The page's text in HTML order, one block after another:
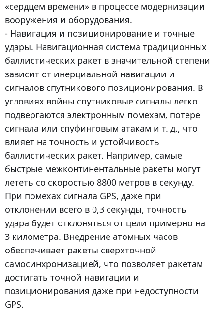
«сердцем времени» в процессе модернизации
вооружения и оборудования.
- Навигация и позиционирование и точные
удары. Навигационная система традиционных
баллистических ракет в значительной степени
зависит от инерциальной навигации и
сигналов спутникового позиционирования. В
условиях войны спутниковые сигналы легко
подвергаются электронным помехам, потере
сигнала или спуфинговым атакам и т. д., что
влияет на точность и устойчивость
баллистических ракет. Например, самые
быстрые межконтинентальные ракеты могут
лететь со скоростью 8800 метров в секунду.
При помехах сигнала GPS, даже при
отклонении всего в 0,3 секунды, точность
удара будет отклоняться от цели примерно на
3 километра. Внедрение атомных часов
обеспечивает ракеты сверхточной
самосинхронизацией, что позволяет ракетам
достигать точной навигации и
позиционирования даже при недоступности
GPS.